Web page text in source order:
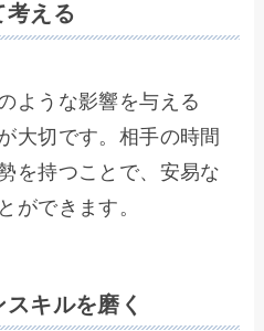
考える
ような影響を与える
大切です。相手の時間
を持つことで、安易な
ができます。
キルを磨く